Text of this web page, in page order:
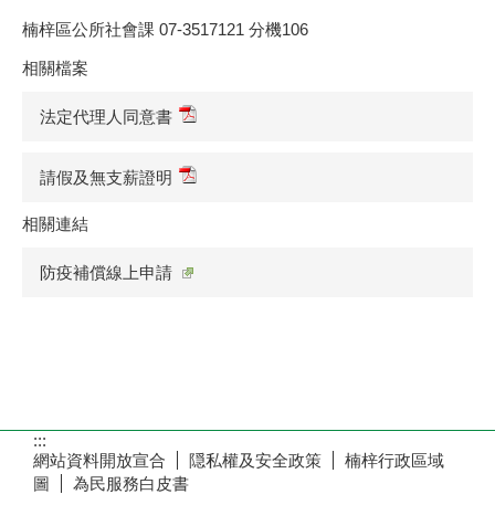
楠梓區公所社會課 07-3517121 分機106
相關檔案
法定代理人同意書
請假及無支薪證明
相關連結
防疫補償線上申請
:::
網站資料開放宣合
隠私權及安全政策
楠梓行政區域
圖
為民服務白皮書